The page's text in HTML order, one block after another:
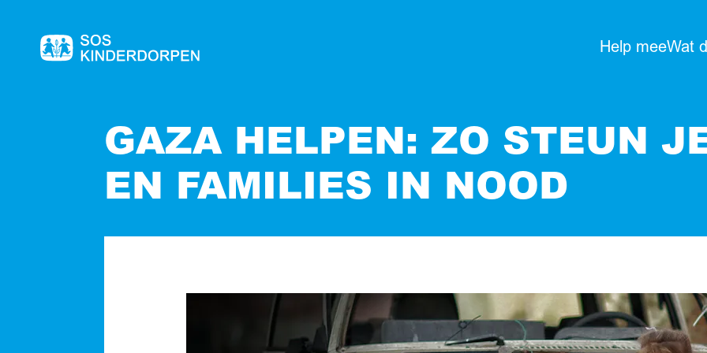
Naar
Help meeWat
GAZA HELPEN: ZO STEUN
EN FAMILIES IN NOOD